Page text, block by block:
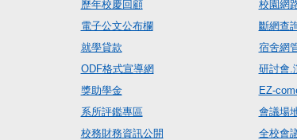
歷年校慶回顧
電子公文公布欄
就學貸款
ODF格式宣導網
獎助學金
系所評鑑專區
校務財務資訊公開
校園網
斷網查
宿舍網
研討會.
EZ-
會議場
全校會